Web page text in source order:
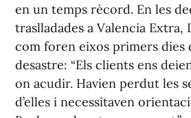
en un temps rècord. En les
traslladades a Valencia Extra,
com foren eixos primers dies
desastre: “Els clients ens
on acudir. Havien perdut les
d’elles i necessitaven